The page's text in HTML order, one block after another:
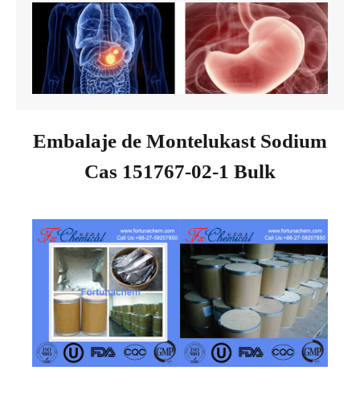
Embalaje de Montelukast Sodium
Cas 151767-02-1 Bulk